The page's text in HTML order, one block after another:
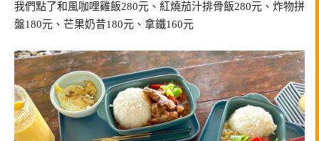
我們點了和風咖哩雞飯280元、紅燒茄汁排骨飯280元、炸物拼
盤180元、芒果奶昔180元、拿鐵160元